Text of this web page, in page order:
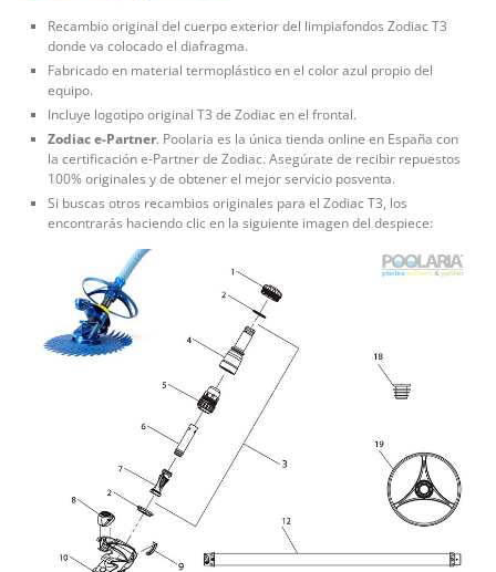
Recambio original del cuerpo exterior del limpiafondos Zodiac T3
donde va colocado el diafragma.
Fabricado en material termoplástico en el color azul propio del
equipo.
Incluye logotipo original T3 de Zodiac en el frontal.
Zodiac e-Partner. Poolaria es la única tienda online en España con
la certificación e-Partner de Zodiac. Asegúrate de recibir repuestos
100% originales y de obtener el mejor servicio posventa.
Si buscas otros recambios originales para el Zodiac T3, los
encontrarás haciendo clic en la siguiente imagen del despiece: